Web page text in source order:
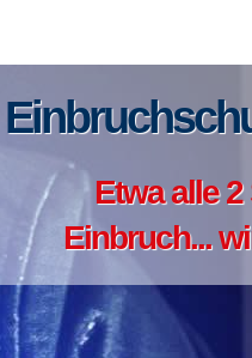
Etwa alle
Einbruch...